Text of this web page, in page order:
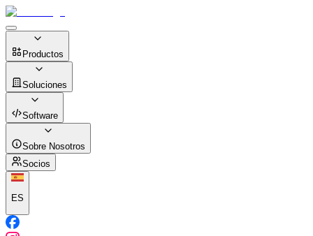
Productos
Soluciones
Software
Sobre Nosotros
Socios
ES